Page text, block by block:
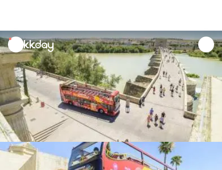
unread
notifications